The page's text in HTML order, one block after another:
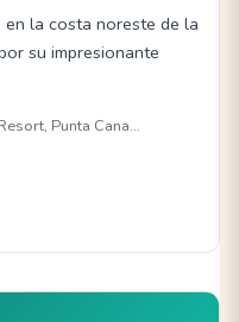
en la costa noreste de la
su impresionante
Punta Cana…